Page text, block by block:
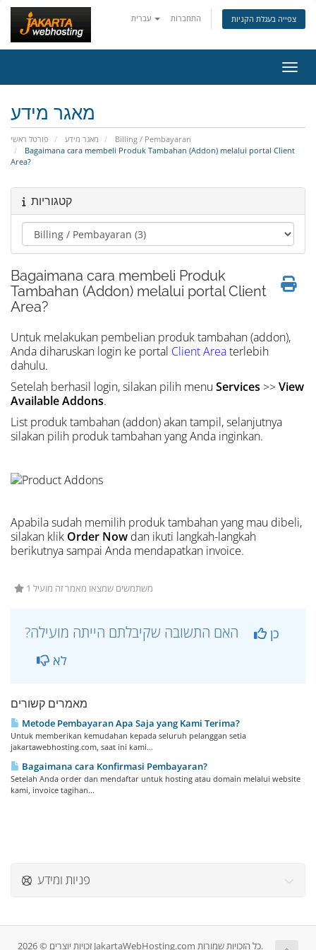
התחברות צפייה בעגלת הקניות
מאגר מידע
פורטל ראשי מאגר מידע
Billing / Pembayaran
Bagaimana cara membeli Produk Tambahan (Addon) melalui portal Client
Area?
קטגוריות
Bagaimana cara membeli Produk
Tambahan (Addon) melalui portal Client
Area?
Untuk melakukan pembelian produk tambahan (addon),
Anda diharuskan login ke portal Client Areaterlebih
dahulu.
Setelah berhasil login, silakan pilih menu Services >>View
Available Addons.
List produk tambahan (addon) akan tampil, selanjutnya
silakan pilih produk tambahan yang Anda inginkan.
Apabila sudah memilih produk tambahan yang mau dibeli,
silakan klik Order Now dan ikuti langkah-langkah
berikutnya sampai Anda mendapatkan invoice.
1 משתמשים שמצאו מאמר זה מועיל
כן
לא
מאמרים קשורים
Metode Pembayaran Apa Saja yang Kami Terima?
Untuk memberikan kemudahan kepada seluruh pelanggan setia
jakartawebhosting.com, saat ini kami...
Bagaimana cara Konfirmasi Pembayaran?
Setelah Anda order dan mendaftar untuk hosting atau domain melalui website
kami, invoice tagihan...
פניות ומידע
זכויות יוצרים © 2026 JakartaWebHosting.com כל הזכויות שמורות.